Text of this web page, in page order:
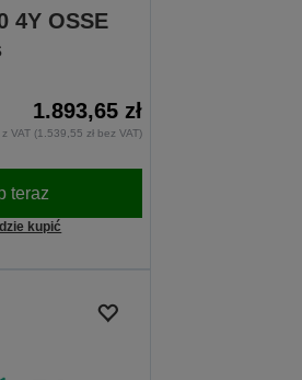
4Y OSSE
1.893,65 zł
z VAT (1.539,55 zł bez VAT)
teraz
kupić